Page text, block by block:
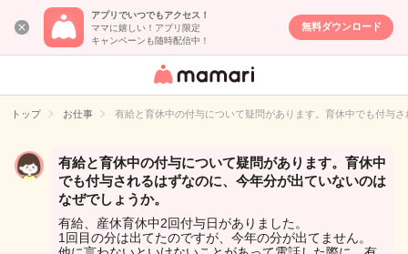
アプリでいつでもアクセス！
ママに嬉しい！アプリ限定
キャンペーンも随時配信中！
無料ダウンロード
女性専用匿名QA
イト
トップ お仕事 有給と育休中の付与について疑問があります。育休中でも付与
有給と育休中の付与について疑問があります。育休中
でも付与されるはずなのに、今年分が出ていないのは
なぜでしょうか。
有給、産休育休中2回付与日がありました。
1回目の分は出てたのですが、今年の分が出てません。